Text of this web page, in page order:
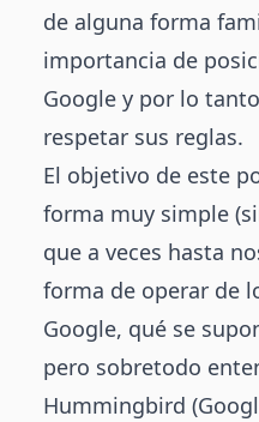
de alguna forma
importancia de
Google y por lo
respetar sus reglas.
El objetivo de este
forma muy simple
que a veces hasta
forma de operar de
Google, qué se
pero sobretodo
Hummingbird